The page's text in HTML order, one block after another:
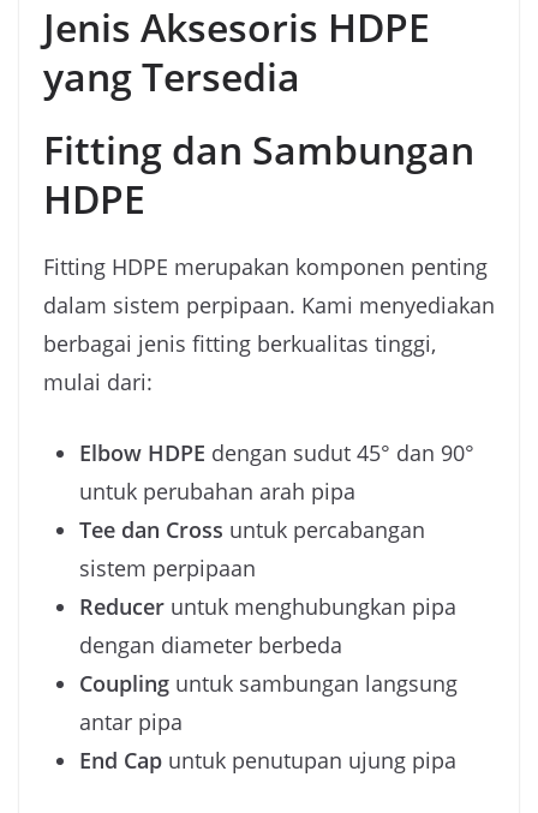
Jenis Aksesoris HDPE
yang Tersedia
Fitting dan Sambungan
HDPE
Fitting HDPE merupakan komponen penting
dalam sistem perpipaan. Kami menyediakan
berbagai jenis fitting berkualitas tinggi,
mulai dari:
Elbow HDPE dengan sudut 45° dan 90°
untuk perubahan arah pipa
Tee dan Cross untuk percabangan
sistem perpipaan
Reducer untuk menghubungkan pipa
dengan diameter berbeda
Coupling untuk sambungan langsung
antar pipa
End Cap untuk penutupan ujung pipa